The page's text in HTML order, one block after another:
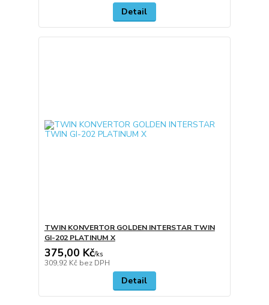
Detail
TWIN KONVERTOR GOLDEN INTERSTAR TWIN
GI-202 PLATINUM X
375,00 Kč/ks
309,92 Kč bez DPH
Detail